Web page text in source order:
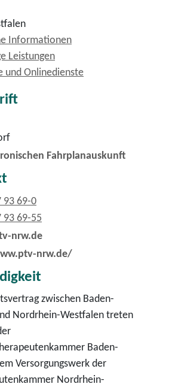
Informationen
Leistungen
und Onlinedienste
Fahrplanauskunft
93 69-0
93 69-55
nrw.de
nrw.de/
zwischen Baden-
Nordrhein-Westfalen treten
Baden-
Versorgungswerk der
Nordrhein-